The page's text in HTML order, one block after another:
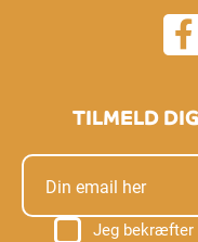
TILMELD
Jeg bekræfter